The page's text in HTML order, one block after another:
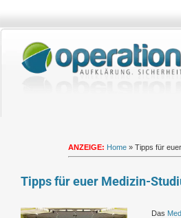
springen
ANZEIGE: Home» Tipps für
Tipps für euer Medizin-
Zeige
Das